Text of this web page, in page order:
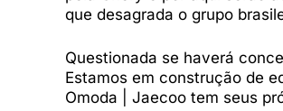
que desagrada o grupo
Questionada se haverá
Estamos em construção de
Omoda | Jaecoo tem seus